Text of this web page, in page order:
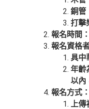
銅管
打擊
報名時間
報名資格
具中
年齡
以內
報名方式
上傳